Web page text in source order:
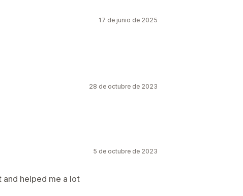
17 de junio de 2025
28 de octubre de 2023
5 de octubre de 2023
helped me a lot